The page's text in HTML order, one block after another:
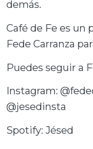
demás.
Café de Fe es un
Fede Carranza
Puedes seguir a
Instagram:
@jesedinsta
Spotify: Jésed